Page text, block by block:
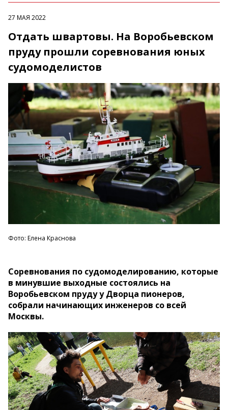
27 МАЯ 2022
Отдать швартовы. На Воробьевском
пруду прошли соревнования юных
судомоделистов
Фото: Елена Краснова
Соревнования по судомоделированию, которые
в минувшие выходные состоялись на
Воробьевском пруду у Дворца пионеров,
собрали начинающих инженеров со всей
Москвы.